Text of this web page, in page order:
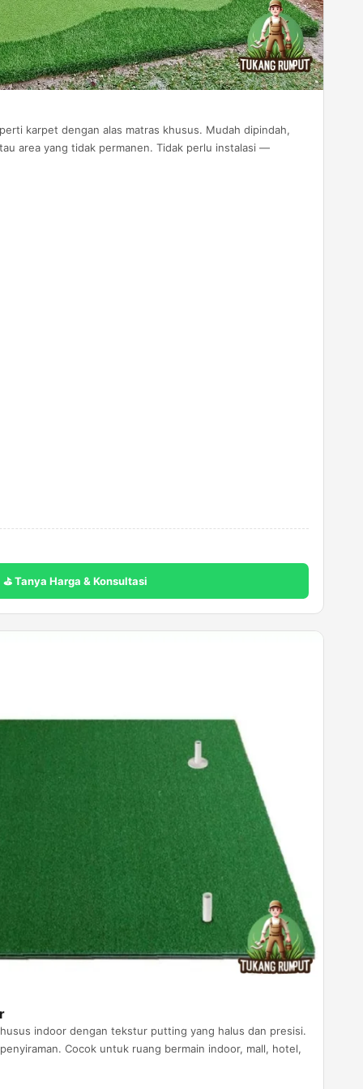
karpet dengan alas matras khusus. Mudah dipindah,
area yang tidak permanen. Tidak perlu instalasi —
⛳ Tanya Harga & Konsultasi
indoor dengan tekstur putting yang halus dan presisi.
Cocok untuk ruang bermain indoor, mall, hotel,